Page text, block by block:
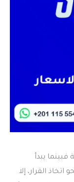
يبدأ
القرار، إلا